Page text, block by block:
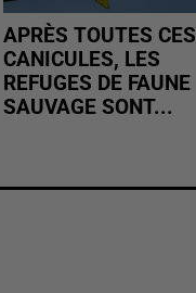
APRÈS TOUTES CES
CANICULES, LES
REFUGES DE FAUNE
SAUVAGE SONT...